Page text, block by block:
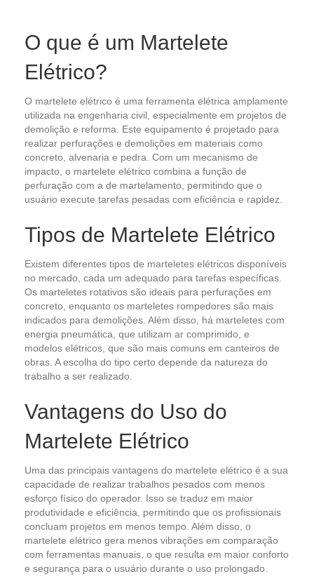
O que é um Martelete
Elétrico?
O martelete elétrico é uma ferramenta elétrica amplamente
utilizada na engenharia civil, especialmente em projetos de
demolição e reforma. Este equipamento é projetado para
realizar perfurações e demolições em materiais como
concreto, alvenaria e pedra. Com um mecanismo de
impacto, o martelete elétrico combina a função de
perfuração com a de martelamento, permitindo que o
usuário execute tarefas pesadas com eficiência e rapidez.
Tipos de Martelete Elétrico
Existem diferentes tipos de marteletes elétricos disponíveis
no mercado, cada um adequado para tarefas específicas.
Os marteletes rotativos são ideais para perfurações em
concreto, enquanto os marteletes rompedores são mais
indicados para demolições. Além disso, há marteletes com
energia pneumática, que utilizam ar comprimido, e
modelos elétricos, que são mais comuns em canteiros de
obras. A escolha do tipo certo depende da natureza do
trabalho a ser realizado.
Vantagens do Uso do
Martelete Elétrico
Uma das principais vantagens do martelete elétrico é a sua
capacidade de realizar trabalhos pesados com menos
esforço físico do operador. Isso se traduz em maior
produtividade e eficiência, permitindo que os profissionais
concluam projetos em menos tempo. Além disso, o
martelete elétrico gera menos vibrações em comparação
com ferramentas manuais, o que resulta em maior conforto
e segurança para o usuário durante o uso prolongado.